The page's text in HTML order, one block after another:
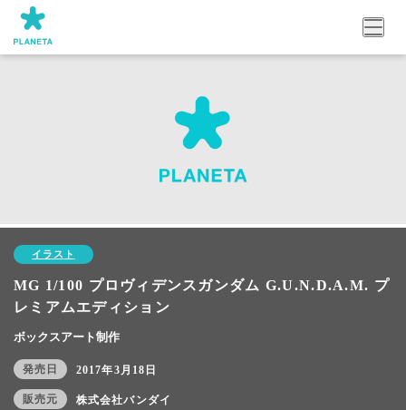
イラスト
MG 1/100 プロヴィデンスガンダム G.U.N.D.A.M. プ
レミアムエディション
ボックスアート制作
発売日 2017年3月18日
販売元 株式会社バンダイ